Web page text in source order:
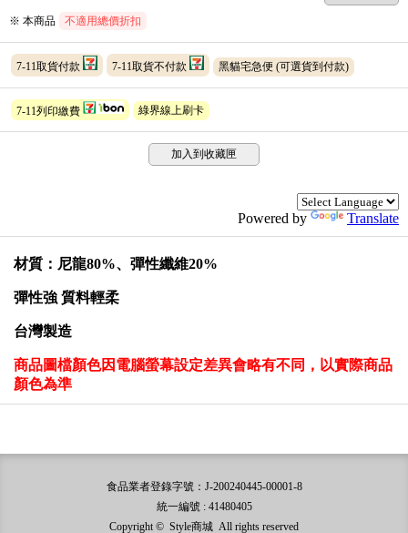
※ 本商品 不適用總價折扣
7-11取貨付款 7-11取貨不付款 黑貓宅急便 (可選貨到付款)
7-11列印繳費 綠界線上刷卡
加入到收藏匣
Powered by Translate
材質：尼龍80%、彈性纖維20%
彈性強 質料輕柔
台灣製造
商品圖檔顏色因電腦螢幕設定差異會略有不同，以實際商品
顏色為準
食品業者登錄字號：J-200240445-00001-8
統一編號 : 41480405
Copyright © Style商城 All rights reserved